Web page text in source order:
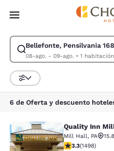
Pasar A Contenido Principal
Bellefonte, Pensilvania
08-ago. - 09-ago.•
Modificar la búsqueda de
Ordenar y filtrar
Quality Inn Mill
Quality Inn
Mill Hall, PA
calificación de
3.3(1498)